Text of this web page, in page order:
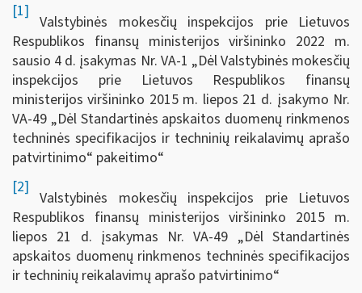
[1]
Valstybinės mokesčių inspekcijos prie Lietuvos
Respublikos finansų ministerijos viršininko 2022 m.
sausio 4 d. įsakymas Nr. VA-1 „Dėl Valstybinės mokesčių
inspekcijos prie Lietuvos Respublikos finansų
ministerijos viršininko 2015 m. liepos 21 d. įsakymo Nr.
VA-49 „Dėl Standartinės apskaitos duomenų rinkmenos
techninės specifikacijos ir techninių reikalavimų aprašo
patvirtinimo“ pakeitimo“
[2]
Valstybinės mokesčių inspekcijos prie Lietuvos
Respublikos finansų ministerijos viršininko 2015 m.
liepos 21 d. įsakymas Nr. VA-49 „Dėl Standartinės
apskaitos duomenų rinkmenos techninės specifikacijos
ir techninių reikalavimų aprašo patvirtinimo“